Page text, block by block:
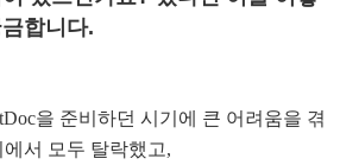
합니다.
을 준비하던 시기에 큰 어려움을 겪
서 모두 탈락했고,